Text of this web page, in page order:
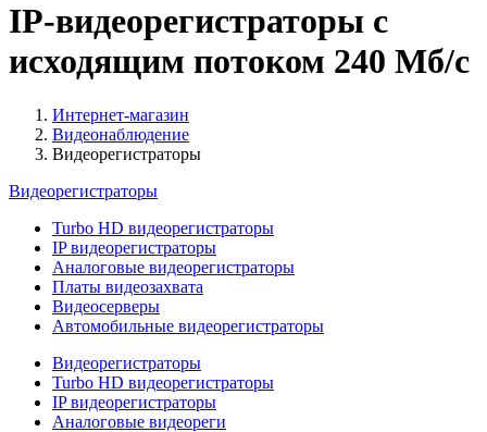
IP-видеорегистраторы с
исходящим потоком 240 Мб/с
Интернет-магазин
Видеонаблюдение
Видеорегистраторы
Видеорегистраторы
Turbo HD видеорегистраторы
IP видеорегистраторы
Аналоговые видеорегистраторы
Платы видеозахвата
Видеосерверы
Автомобильные видеорегистраторы
Видеорегистраторы
Turbo HD видеорегистраторы
IP видеорегистраторы
Аналоговые видеореги